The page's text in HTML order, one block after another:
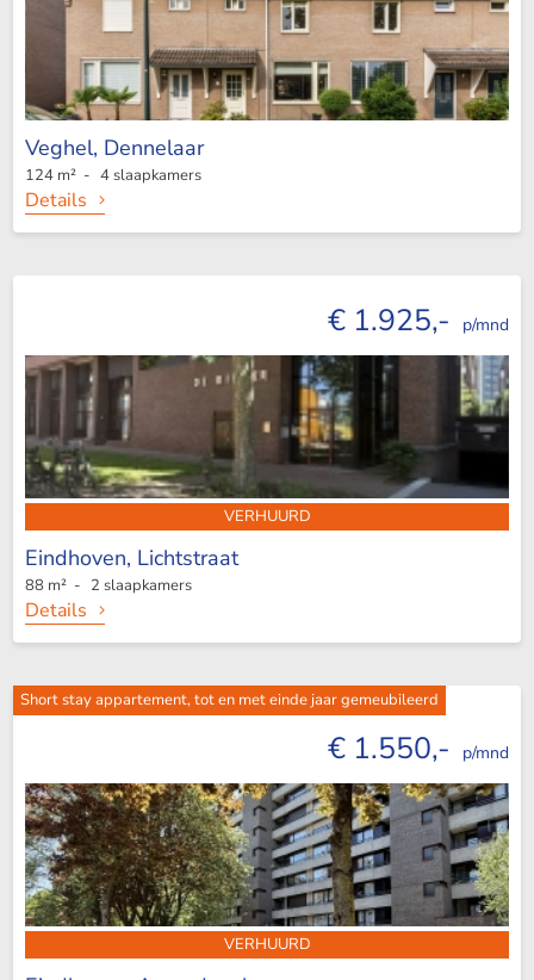
Veghel, Dennelaar
124 m² - 4 slaapkamers
Details
€ 1.925,- p/mnd
VERHUURD
Eindhoven, Lichtstraat
88 m² - 2 slaapkamers
Details
Short stay appartement, tot en met einde jaar gemeubileerd
€ 1.550,- p/mnd
VERHUURD